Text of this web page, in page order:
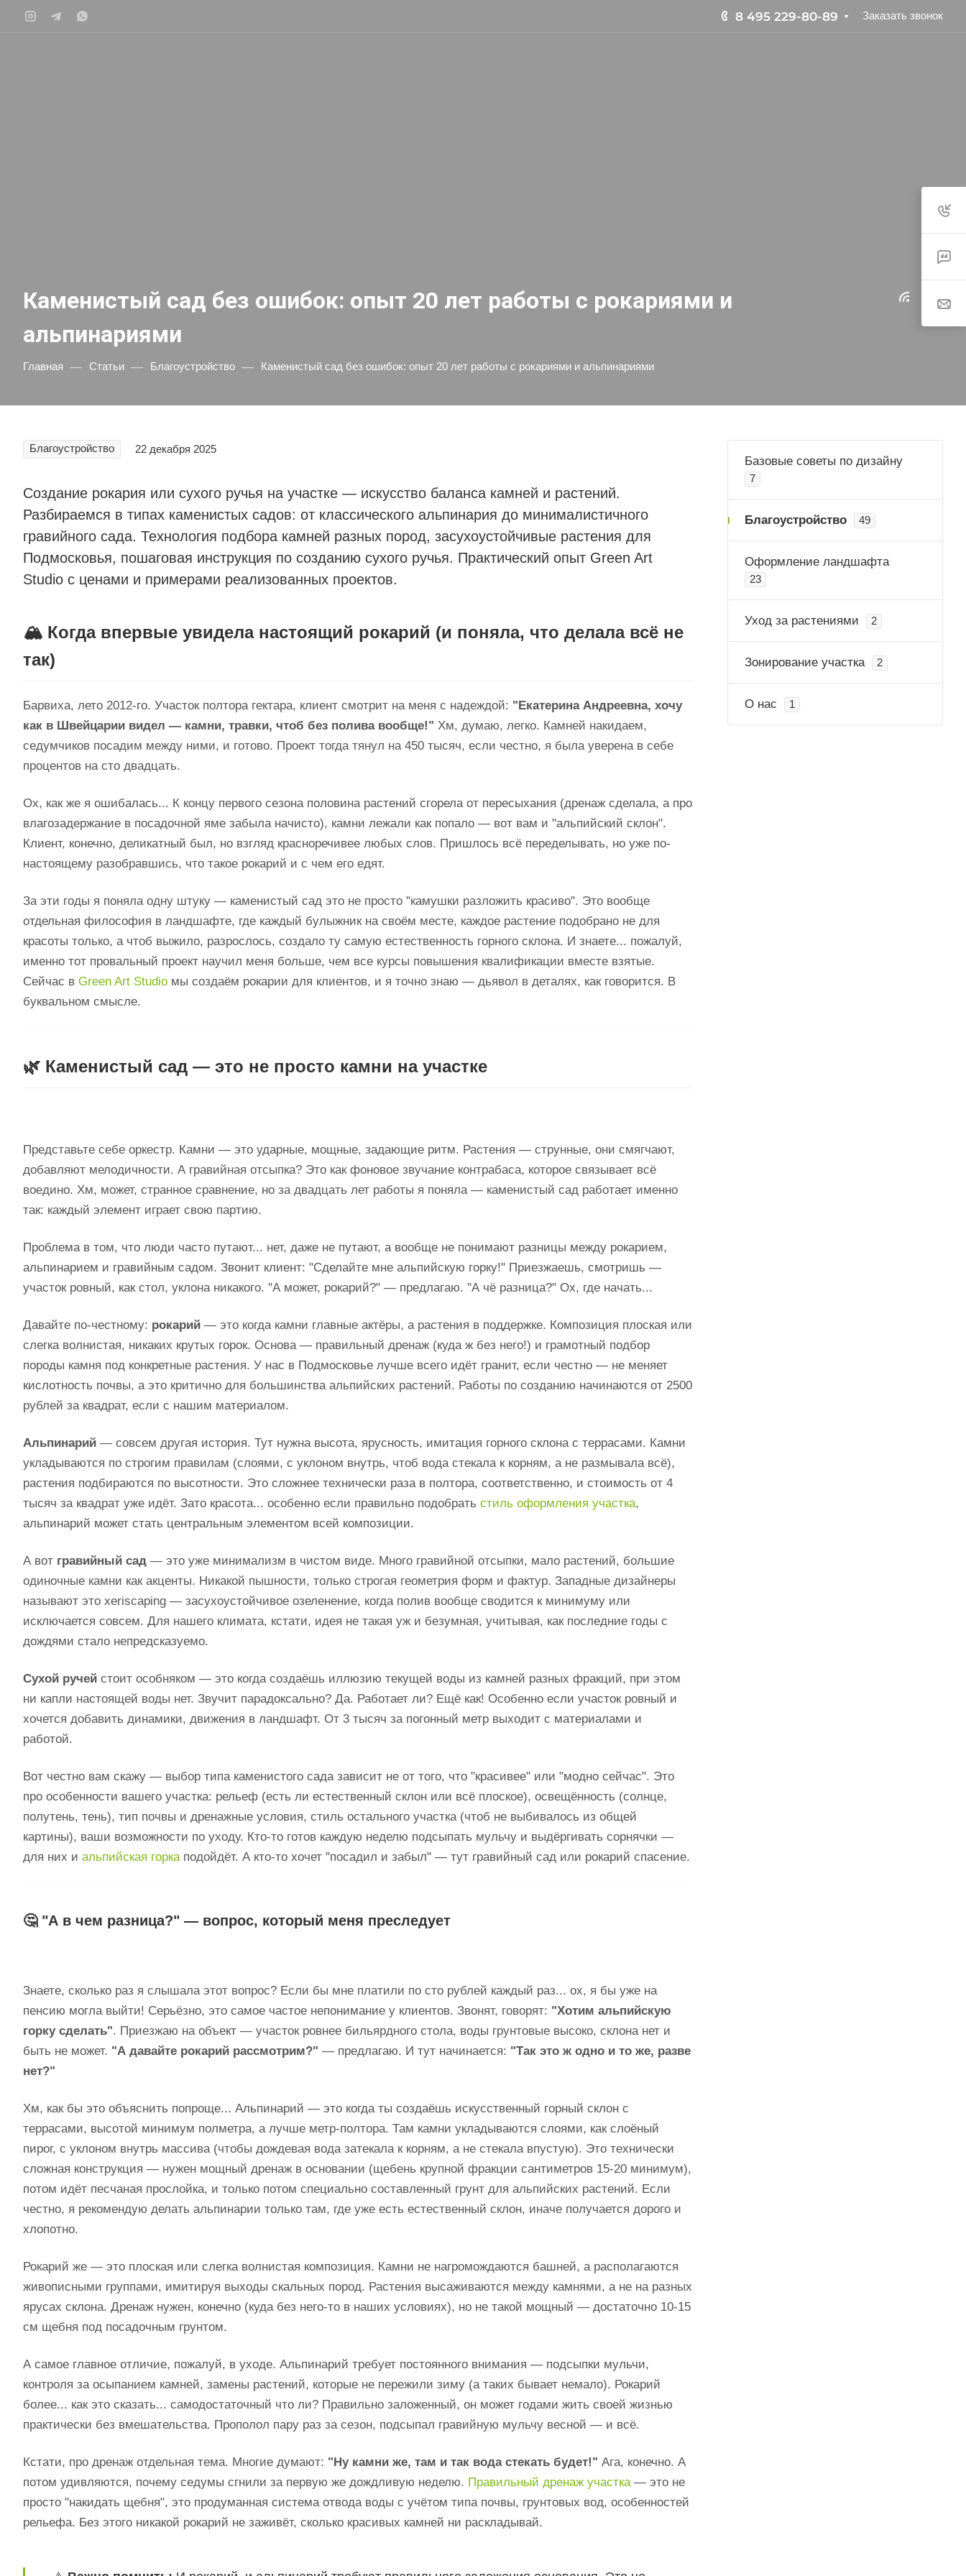
8 495 229-80-89 Заказать звонок
Каменистый сад без ошибок: опыт 20 лет работы с рокариями и
альпинариями
Главная — Статьи — Благоустройство — Каменистый сад без ошибок: опыт 20 лет работы с рокариями и альпинариями
Благоустройство 22 декабря 2025
Создание рокария или сухого ручья на участке — искусство баланса камней и растений.
Разбираемся в типах каменистых садов: от классического альпинария до минималистичного
гравийного сада. Технология подбора камней разных пород, засухоустойчивые растения для
Подмосковья, пошаговая инструкция по созданию сухого ручья. Практический опыт Green Art
Studio с ценами и примерами реализованных проектов.
🏔️ Когда впервые увидела настоящий рокарий (и поняла, что делала всё не
так)
Барвиха, лето 2012-го. Участок полтора гектара, клиент смотрит на меня с надеждой: "Екатерина Андреевна, хочу
как в Швейцарии видел — камни, травки, чтоб без полива вообще!" Хм, думаю, легко. Камней накидаем,
седумчиков посадим между ними, и готово. Проект тогда тянул на 450 тысяч, если честно, я была уверена в себе
процентов на сто двадцать.
Ох, как же я ошибалась... К концу первого сезона половина растений сгорела от пересыхания (дренаж сделала, а про
влагозадержание в посадочной яме забыла начисто), камни лежали как попало — вот вам и "альпийский склон".
Клиент, конечно, деликатный был, но взгляд красноречивее любых слов. Пришлось всё переделывать, но уже по-
настоящему разобравшись, что такое рокарий и с чем его едят.
За эти годы я поняла одну штуку — каменистый сад это не просто "камушки разложить красиво". Это вообще
отдельная философия в ландшафте, где каждый булыжник на своём месте, каждое растение подобрано не для
красоты только, а чтоб выжило, разрослось, создало ту самую естественность горного склона. И знаете... пожалуй,
именно тот провальный проект научил меня больше, чем все курсы повышения квалификации вместе взятые.
Сейчас в Green Art Studio мы создаём рокарии для клиентов, и я точно знаю — дьявол в деталях, как говорится. В
буквальном смысле.
🌿 Каменистый сад — это не просто камни на участке
Представьте себе оркестр. Камни — это ударные, мощные, задающие ритм. Растения — струнные, они смягчают,
добавляют мелодичности. А гравийная отсыпка? Это как фоновое звучание контрабаса, которое связывает всё
воедино. Хм, может, странное сравнение, но за двадцать лет работы я поняла — каменистый сад работает именно
так: каждый элемент играет свою партию.
Проблема в том, что люди часто путают... нет, даже не путают, а вообще не понимают разницы между рокарием,
альпинарием и гравийным садом. Звонит клиент: "Сделайте мне альпийскую горку!" Приезжаешь, смотришь —
участок ровный, как стол, уклона никакого. "А может, рокарий?" — предлагаю. "А чё разница?" Ох, где начать...
Давайте по-честному: рокарий — это когда камни главные актёры, а растения в поддержке. Композиция плоская или
слегка волнистая, никаких крутых горок. Основа — правильный дренаж (куда ж без него!) и грамотный подбор
породы камня под конкретные растения. У нас в Подмосковье лучше всего идёт гранит, если честно — не меняет
кислотность почвы, а это критично для большинства альпийских растений. Работы по созданию начинаются от 2500
рублей за квадрат, если с нашим материалом.
Альпинарий — совсем другая история. Тут нужна высота, ярусность, имитация горного склона с террасами. Камни
укладываются по строгим правилам (слоями, с уклоном внутрь, чтоб вода стекала к корням, а не размывала всё),
растения подбираются по высотности. Это сложнее технически раза в полтора, соответственно, и стоимость от 4
тысяч за квадрат уже идёт. Зато красота... особенно если правильно подобрать стиль оформления участка,
альпинарий может стать центральным элементом всей композиции.
А вот гравийный сад — это уже минимализм в чистом виде. Много гравийной отсыпки, мало растений, большие
одиночные камни как акценты. Никакой пышности, только строгая геометрия форм и фактур. Западные дизайнеры
называют это xeriscaping — засухоустойчивое озеленение, когда полив вообще сводится к минимуму или
исключается совсем. Для нашего климата, кстати, идея не такая уж и безумная, учитывая, как последние годы с
дождями стало непредсказуемо.
Сухой ручей стоит особняком — это когда создаёшь иллюзию текущей воды из камней разных фракций, при этом
ни капли настоящей воды нет. Звучит парадоксально? Да. Работает ли? Ещё как! Особенно если участок ровный и
хочется добавить динамики, движения в ландшафт. От 3 тысяч за погонный метр выходит с материалами и
работой.
Вот честно вам скажу — выбор типа каменистого сада зависит не от того, что "красивее" или "модно сейчас". Это
про особенности вашего участка: рельеф (есть ли естественный склон или всё плоское), освещённость (солнце,
полутень, тень), тип почвы и дренажные условия, стиль остального участка (чтоб не выбивалось из общей
картины), ваши возможности по уходу. Кто-то готов каждую неделю подсыпать мульчу и выдёргивать сорнячки —
для них и альпийская горкаподойдёт. А кто-то хочет "посадил и забыл" — тут гравийный сад или рокарий спасение.
🤔 "А в чем разница?" — вопрос, который меня преследует
Знаете, сколько раз я слышала этот вопрос? Если бы мне платили по сто рублей каждый раз... ох, я бы уже на
пенсию могла выйти! Серьёзно, это самое частое непонимание у клиентов. Звонят, говорят: "Хотим альпийскую
горку сделать". Приезжаю на объект — участок ровнее бильярдного стола, воды грунтовые высоко, склона нет и
быть не может. "А давайте рокарий рассмотрим?" — предлагаю. И тут начинается: "Так это ж одно и то же, разве
нет?"
Хм, как бы это объяснить попроще... Альпинарий — это когда ты создаёшь искусственный горный склон с
террасами, высотой минимум полметра, а лучше метр-полтора. Там камни укладываются слоями, как слоёный
пирог, с уклоном внутрь массива (чтобы дождевая вода затекала к корням, а не стекала впустую). Это технически
сложная конструкция — нужен мощный дренаж в основании (щебень крупной фракции сантиметров 15-20 минимум),
потом идёт песчаная прослойка, и только потом специально составленный грунт для альпийских растений. Если
честно, я рекомендую делать альпинарии только там, где уже есть естественный склон, иначе получается дорого и
хлопотно.
Рокарий же — это плоская или слегка волнистая композиция. Камни не нагромождаются башней, а располагаются
живописными группами, имитируя выходы скальных пород. Растения высаживаются между камнями, а не на разных
ярусах склона. Дренаж нужен, конечно (куда без него-то в наших условиях), но не такой мощный — достаточно 10-15
см щебня под посадочным грунтом.
А самое главное отличие, пожалуй, в уходе. Альпинарий требует постоянного внимания — подсыпки мульчи,
контроля за осыпанием камней, замены растений, которые не пережили зиму (а таких бывает немало). Рокарий
более... как это сказать... самодостаточный что ли? Правильно заложенный, он может годами жить своей жизнью
практически без вмешательства. Прополол пару раз за сезон, подсыпал гравийную мульчу весной — и всё.
Кстати, про дренаж отдельная тема. Многие думают: "Ну камни же, там и так вода стекать будет!" Ага, конечно. А
потом удивляются, почему седумы сгнили за первую же дождливую неделю. Правильный дренаж участка— это не
просто "накидать щебня", это продуманная система отвода воды с учётом типа почвы, грунтовых вод, особенностей
рельефа. Без этого никакой рокарий не заживёт, сколько красивых камней ни раскладывай.
Базовые советы по дизайну
7
Благоустройство 49
Оформление ландшафта
23
Уход за растениями 2
Зонирование участка 2
О нас 1